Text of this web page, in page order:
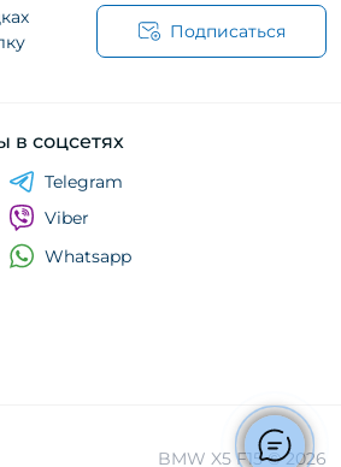
Подписаться
в соцсетях
Telegram
Viber
Whatsapp
BMW X5 F15 © 2026